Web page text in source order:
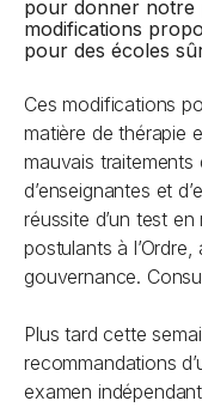
pour donner notre
modifications
pour des écoles
Ces modifications
matière de thérapie
mauvais traitements
d’enseignantes et
réussite d’un test
postulants à
gouvernance.
Plus tard cette
recommandations
examen